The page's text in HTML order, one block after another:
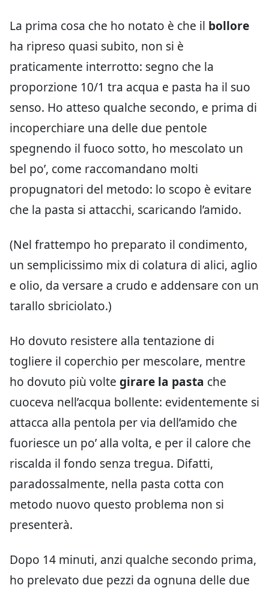
La prima cosa che ho notato è che il bollore
ha ripreso quasi subito, non si è
praticamente interrotto: segno che la
proporzione 10/1 tra acqua e pasta ha il suo
senso. Ho atteso qualche secondo, e prima di
incoperchiare una delle due pentole
spegnendo il fuoco sotto, ho mescolato un
bel po’, come raccomandano molti
propugnatori del metodo: lo scopo è evitare
che la pasta si attacchi, scaricando l’amido.
(Nel frattempo ho preparato il condimento,
un semplicissimo mix di colatura di alici, aglio
e olio, da versare a crudo e addensare con un
tarallo sbriciolato.)
Ho dovuto resistere alla tentazione di
togliere il coperchio per mescolare, mentre
ho dovuto più volte girare la pasta che
cuoceva nell’acqua bollente: evidentemente si
attacca alla pentola per via dell’amido che
fuoriesce un po’ alla volta, e per il calore che
riscalda il fondo senza tregua. Difatti,
paradossalmente, nella pasta cotta con
metodo nuovo questo problema non si
presenterà.
Dopo 14 minuti, anzi qualche secondo prima,
ho prelevato due pezzi da ognuna delle due